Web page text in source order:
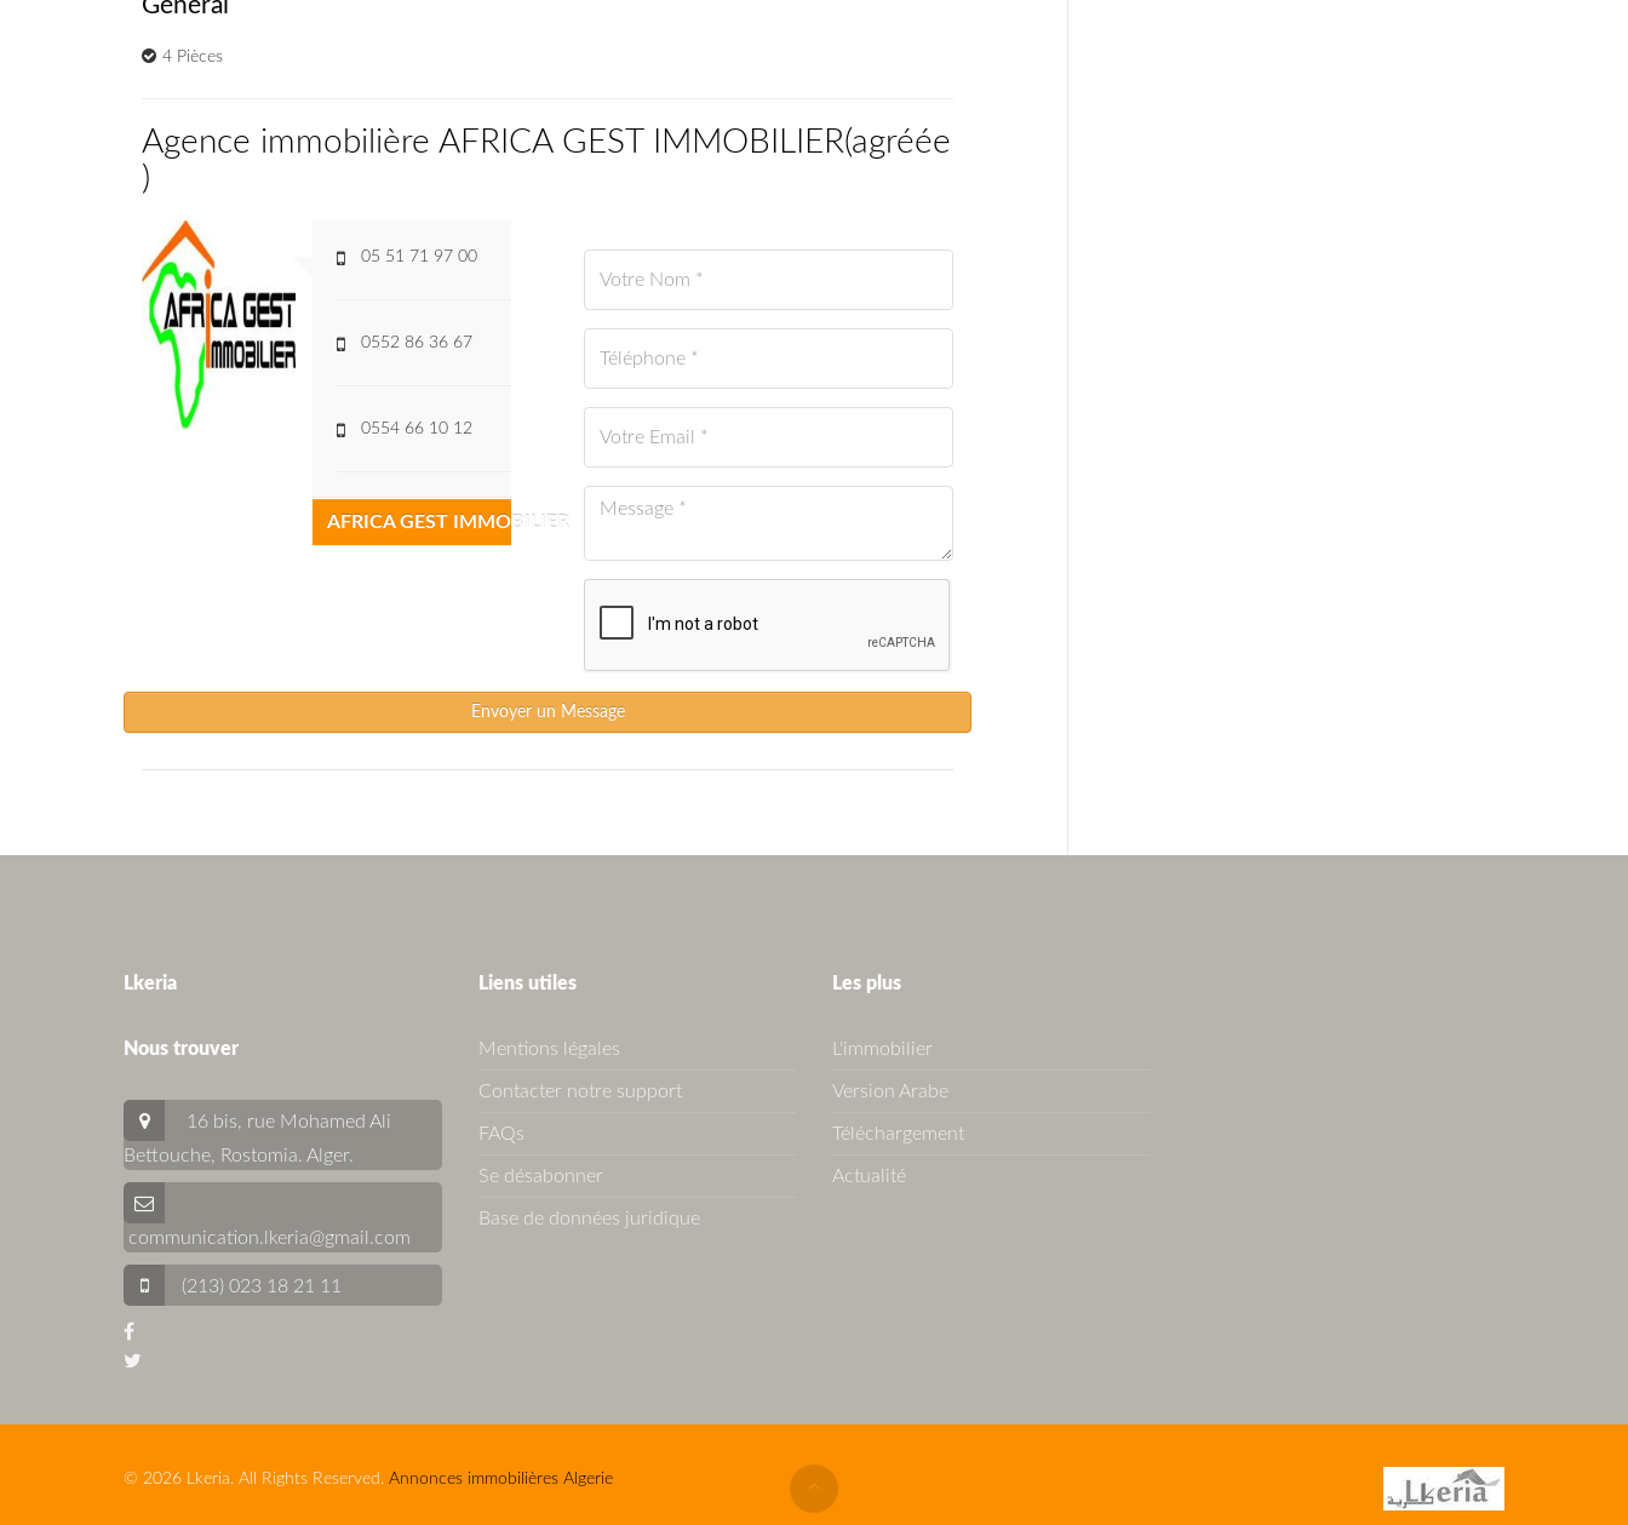
Général
4 Pièces
Agence immobilière AFRICA GEST IMMOBILIER(agréée
)
05 51 71 97 00
0552 86 36 67
0554 66 10 12
AFRICA GEST IMMOBILIER
Envoyer un Message
Lkeria
Nous trouver
16 bis, rue Mohamed Ali
Bettouche, Rostomia. Alger.
communication.lkeria@gmail.com
(213) 023 18 21 11
Liens utiles
Mentions légales
Contacter notre support
FAQs
Se désabonner
Base de données juridique
Les plus
L'immobilier
Version Arabe
Téléchargement
Actualité
© 2026 Lkeria. All Rights Reserved. Annonces immobilières Algerie